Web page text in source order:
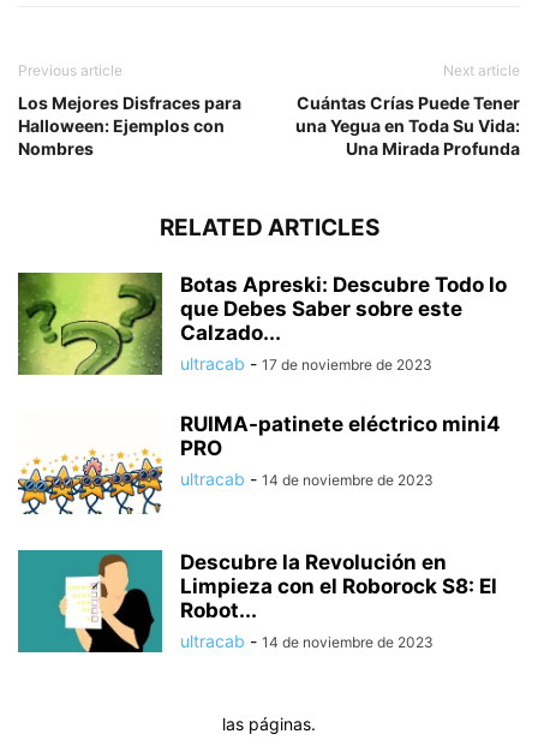
Previous article
Los Mejores Disfraces para
Halloween: Ejemplos con
Nombres
Next article
Cuántas Crías Puede Tener
una Yegua en Toda Su Vida:
Una Mirada Profunda
RELATED ARTICLES
Botas Apreski: Descubre Todo lo
que Debes Saber sobre este
Calzado...
ultracab - 17 de noviembre de 2023
RUIMA-patinete eléctrico mini4
PRO
ultracab - 14 de noviembre de 2023
Descubre la Revolución en
Limpieza con el Roborock S8: El
Robot...
ultracab - 14 de noviembre de 2023
las páginas.